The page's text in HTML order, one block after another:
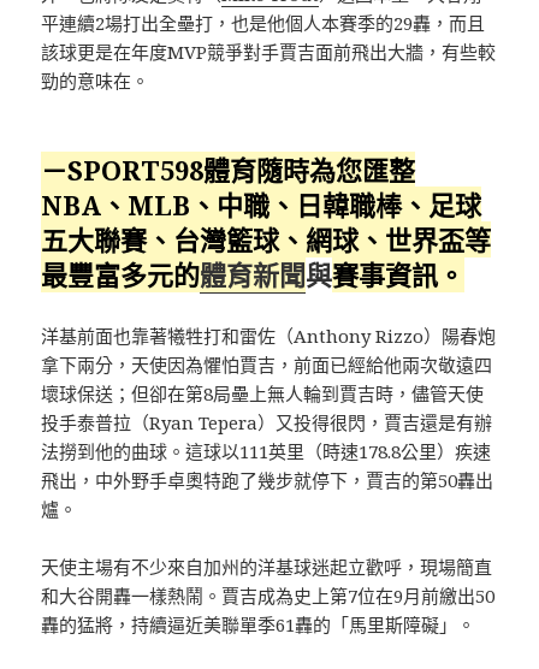
平連續2場打出全壘打，也是他個人本賽季的29轟，而且
該球更是在年度MVP競爭對手賈吉面前飛出大牆，有些較
勁的意味在。
－SPORT598體育隨時為您匯整
NBA、MLB、中職、日韓職棒、足球
五大聯賽、台灣籃球、網球、 世界盃等
最豐富多元的體育新聞與賽事資訊。
洋基前面也靠著犧牲打和雷佐（Anthony Rizzo）陽春炮
拿下兩分，天使因為懼怕賈吉，前面已經給他兩次敬遠四
壞球保送；但卻在第8局壘上無人輪到賈吉時，儘管天使
投手泰普拉（Ryan Tepera）又投得很閃，賈吉還是有辦
法撈到他的曲球。這球以111英里（時速178.8公里）疾速
飛出，中外野手卓奧特跑了幾步就停下，賈吉的第50轟出
爐。
天使主場有不少來自加州的洋基球迷起立歡呼，現場簡直
和大谷開轟一樣熱鬧。賈吉成為史上第7位在9月前繳出50
轟的猛將，持續逼近美聯單季61轟的「馬里斯障礙」。